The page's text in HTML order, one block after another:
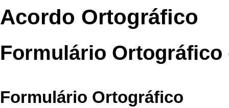
Acordo Ortográfico
Formulário Ortográfico
Formulário Ortográfico